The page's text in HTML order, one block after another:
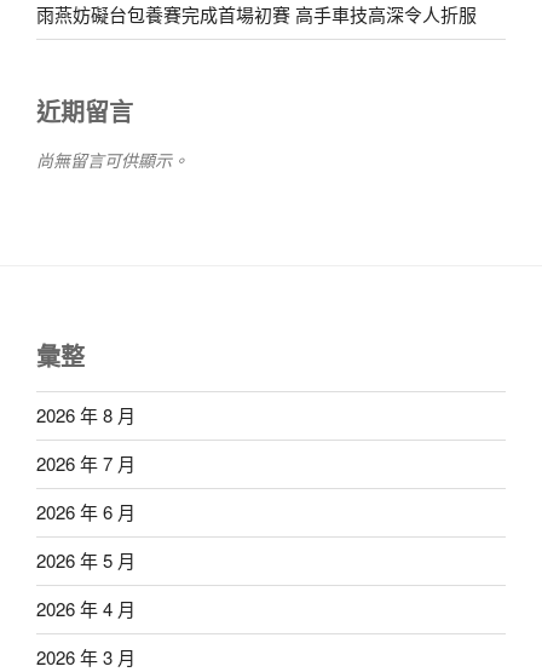
雨燕妨礙台包養賽完成首場初賽 高手車技高深令人折服
近期留言
尚無留言可供顯示。
彙整
2026 年 8 月
2026 年 7 月
2026 年 6 月
2026 年 5 月
2026 年 4 月
2026 年 3 月